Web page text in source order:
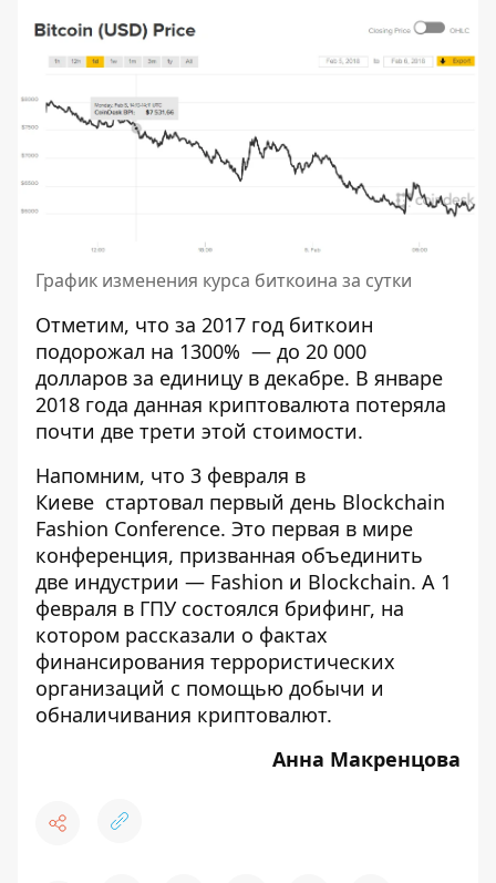
График изменения курса биткоина за сутки
Отметим, что за 2017 год биткоин
подорожал на 1300% — до 20 000
долларов за единицу в декабре. В январе
2018 года данная криптовалюта потеряла
почти две трети этой стоимости.
Напомним, что 3 февраля в
Киеве стартовал первый день Blockchain
Fashion Conference. Это первая в мире
конференция, призванная объединить
две индустрии — Fashion и Blockchain. А 1
февраля в ГПУ состоялся брифинг, на
котором рассказали о фактах
финансирования террористических
организаций с помощью добычи и
обналичивания криптовалют.
Анна Макренцова